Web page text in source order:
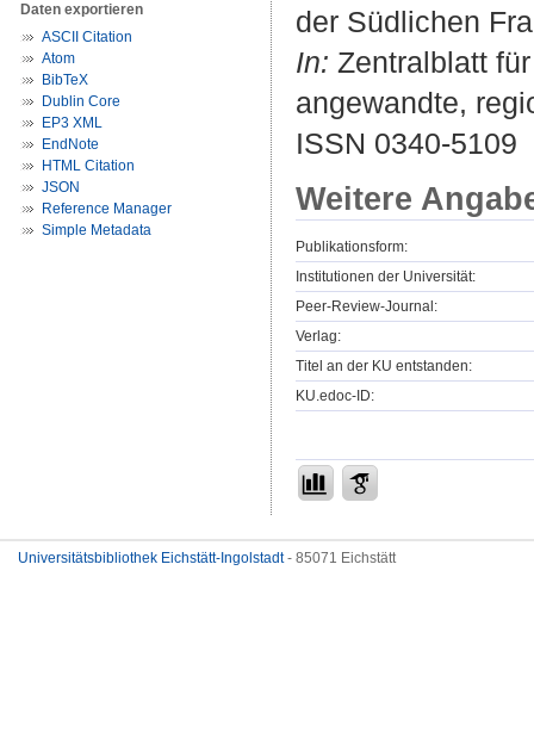
Daten exportieren
ASCII Citation
Atom
BibTeX
Dublin Core
EP3 XML
EndNote
HTML Citation
JSON
Reference Manager
Simple Metadata
der Südlichen
In: Zentralblatt
angewandte,
ISSN 0340-5109
Weitere
Publikationsform:
Institutionen der Universität:
Peer-Review-Journal:
Verlag:
Titel an der KU entstanden:
KU.edoc-ID:
Universitätsbibliothek Eichstätt-Ingolstadt- 85071 Eichstätt